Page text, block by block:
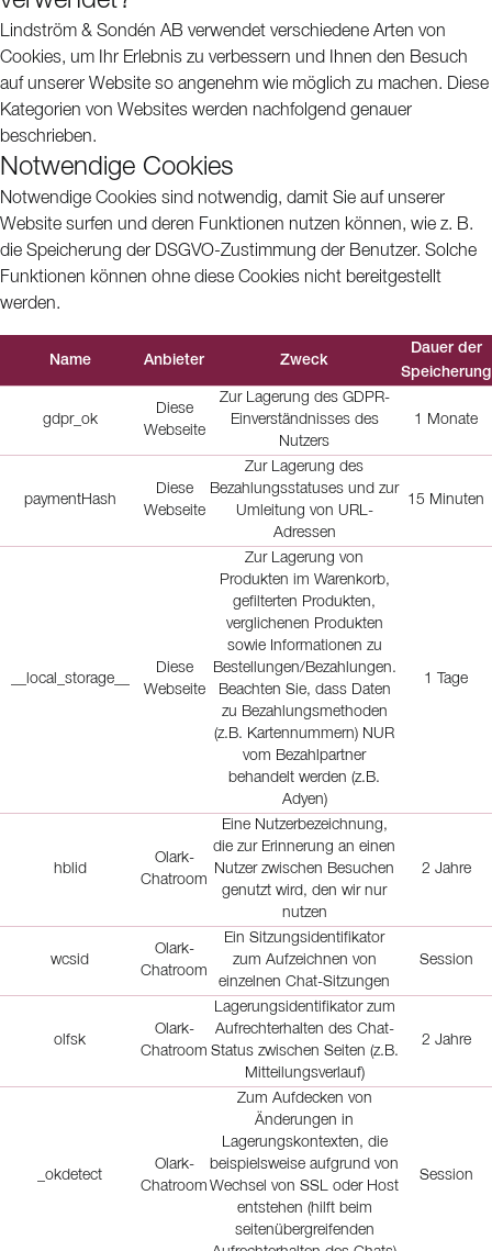
Lindström & Sondén AB verwendet verschiedene Arten von
Cookies, um Ihr Erlebnis zu verbessern und Ihnen den Besuch
auf unserer Website so angenehm wie möglich zu machen. Diese
Kategorien von Websites werden nachfolgend genauer
beschrieben.
Notwendige Cookies
Notwendige Cookies sind notwendig, damit Sie auf unserer
Website surfen und deren Funktionen nutzen können, wie z. B.
die Speicherung der DSGVO-Zustimmung der Benutzer. Solche
Funktionen können ohne diese Cookies nicht bereitgestellt
werden.
Name Anbieter Zweck
Dauer der
Speicherung
gdpr_ok
Diese
Webseite
Zur Lagerung des GDPR-
Einverständnisses des
Nutzers
1 Monate
paymentHash
Diese
Webseite
Zur Lagerung des
Bezahlungsstatuses und zur
Umleitung von URL-
Adressen
15 Minuten
__local_storage__
Diese
Webseite
Zur Lagerung von
Produkten im Warenkorb,
gefilterten Produkten,
verglichenen Produkten
sowie Informationen zu
Bestellungen/Bezahlungen.
Beachten Sie, dass Daten
zu Bezahlungsmethoden
(z.B. Kartennummern) NUR
vom Bezahlpartner
behandelt werden (z.B.
Adyen)
1 Tage
hblid
Olark-
Chatroom
Eine Nutzerbezeichnung,
die zur Erinnerung an einen
Nutzer zwischen Besuchen
genutzt wird, den wir nur
nutzen
2 Jahre
wcsid
Olark-
Chatroom
Ein Sitzungsidentifikator
zum Aufzeichnen von
einzelnen Chat-Sitzungen
Session
olfsk
Olark-
Chatroom
Lagerungsidentifikator zum
Aufrechterhalten des Chat-
Status zwischen Seiten (z.B.
Mitteilungsverlauf)
2 Jahre
_okdetect
Olark-
Chatroom
Zum Aufdecken von
Änderungen in
Lagerungskontexten, die
beispielsweise aufgrund von
Wechsel von SSL oder Host
entstehen (hilft beim
seitenübergreifenden
Session